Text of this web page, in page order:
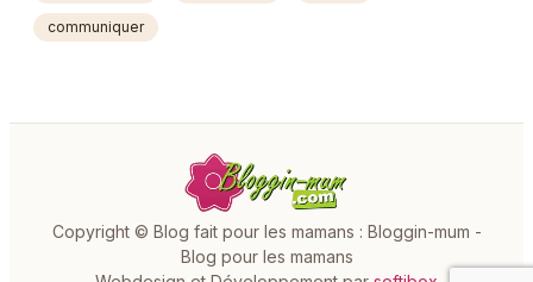
communiquer
Copyright © Blog fait pour les mamans : Bloggin-mum -
Blog pour les mamans